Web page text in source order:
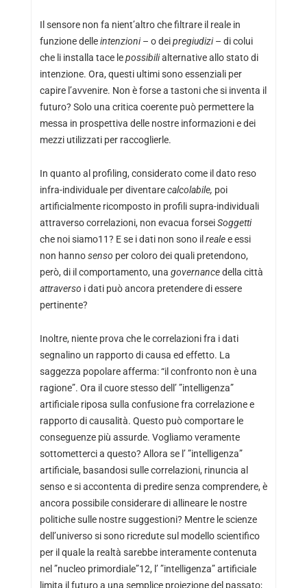
Il sensore non fa nient’altro che filtrare il reale in
funzione delleintenzioni– o deipregiudizi– di colui
che li installa tace lepossibilialternative allo stato di
intenzione. Ora, questi ultimi sono essenziali per
capire l’avvenire. Non è forse a tastoni che si inventa il
futuro? Solo una critica coerente può permettere la
messa in prospettiva delle nostre informazioni e dei
mezzi utilizzati per raccoglierle.
In quanto al profiling, considerato come il dato reso
infra-individuale per diventarecalcolabile, poi
artificialmente ricomposto in profili supra-individuali
attraverso correlazioni, non evacua forseiSoggetti
che noi siamo11? E se i dati non sono il realee essi
non hannosenso per coloro dei quali pretendono,
però, di il comportamento, una governancedella città
attraverso i dati può ancora pretendere di essere
pertinente?
Inoltre, niente prova che le correlazioni fra i dati
segnalino un rapporto di causa ed effetto. La
saggezza popolare afferma: “il confronto non è una
ragione”. Ora il cuore stesso dell’ ”intelligenza”
artificiale riposa sulla confusione fra correlazione e
rapporto di causalità. Questo può comportare le
conseguenze più assurde. Vogliamo veramente
sottometterci a questo? Allora se l’ ”intelligenza”
artificiale, basandosi sulle correlazioni, rinuncia al
senso e si accontenta di predire senza comprendere, è
ancora possibile considerare di allineare le nostre
politiche sulle nostre suggestioni? Mentre le scienze
dell’universo si sono ricredute sul modello scientifico
per il quale la realtà sarebbe interamente contenuta
nel ”nucleo primordiale”12, l’ ”intelligenza” artificiale
limita il futuro a una semplice proiezione del passato;